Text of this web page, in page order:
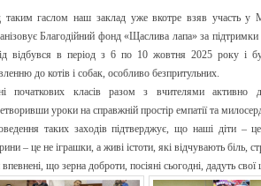
таким гаслом наш заклад уже вкотре взяв участь у
Благодійний фонд «Щаслива лапа» за
відбувся в період з 6 по 10 жовтня 2025 року і
до котів і собак, особливо безпритульних.
початкових класів разом з вчителями активно
уроки на справжній простір емпатії та
таких заходів підтверджує, що наші діти –
– це не іграшки, а живі істоти, які відчувають біль,
що зерна доброти, посіяні сьогодні, дадуть